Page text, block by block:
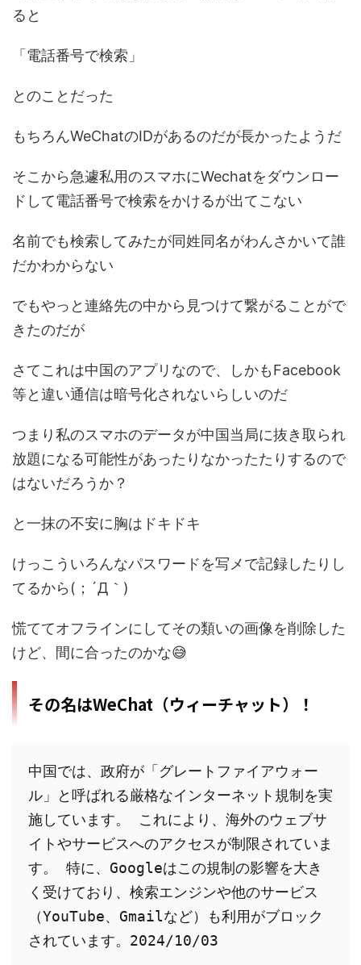
ると
「電話番号で検索」
とのことだった
もちろんWeChatのIDがあるのだが長かったようだ
そこから急遽私用のスマホにWechatをダウンロー
ドして電話番号で検索をかけるが出てこない
名前でも検索してみたが同姓同名がわんさかいて誰
だかわからない
でもやっと連絡先の中から見つけて繋がることがで
きたのだが
さてこれは中国のアプリなので、しかもFacebook
等と違い通信は暗号化されないらしいのだ
つまり私のスマホのデータが中国当局に抜き取られ
放題になる可能性があったりなかったたりするので
はないだろうか？
と一抹の不安に胸はドキドキ
けっこういろんなパスワードを写メで記録したりし
てるから(；´Д｀)
慌ててオフラインにしてその類いの画像を削除した
けど、間に合ったのかな😅
その名はWeChat（ウィーチャット）！
中国では、政府が「グレートファイアウォー
ル」と呼ばれる厳格なインターネット規制を実
施しています。 これにより、海外のウェブサ
イトやサービスへのアクセスが制限されていま
す。 特に、Googleはこの規制の影響を大き
く受けており、検索エンジンや他のサービス
（YouTube、Gmailなど）も利用がブロック
されています。2024/10/03